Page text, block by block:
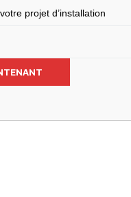
projet d’installation